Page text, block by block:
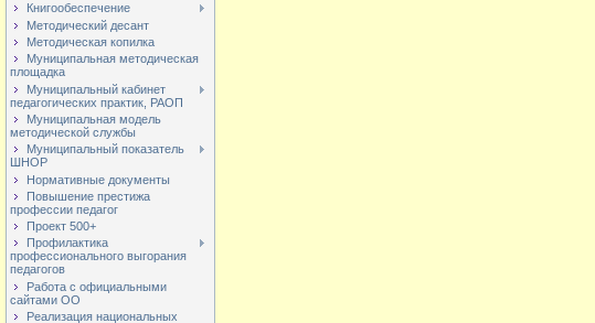
Книгообеспечение
Методический десант
Методическая копилка
Муниципальная методическая
площадка
Муниципальный кабинет
педагогических практик, РАОП
Муниципальная модель
методической службы
Муниципальный показатель
ШНОР
Нормативные документы
Повышение престижа
профессии педагог
Проект 500+
Профилактика
профессионального выгорания
педагогов
Работа с официальными
сайтами ОО
Реализация национальных